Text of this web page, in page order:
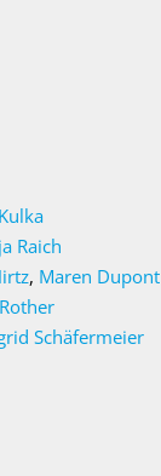
Raich
, Maren Dupont
Schäfermeier